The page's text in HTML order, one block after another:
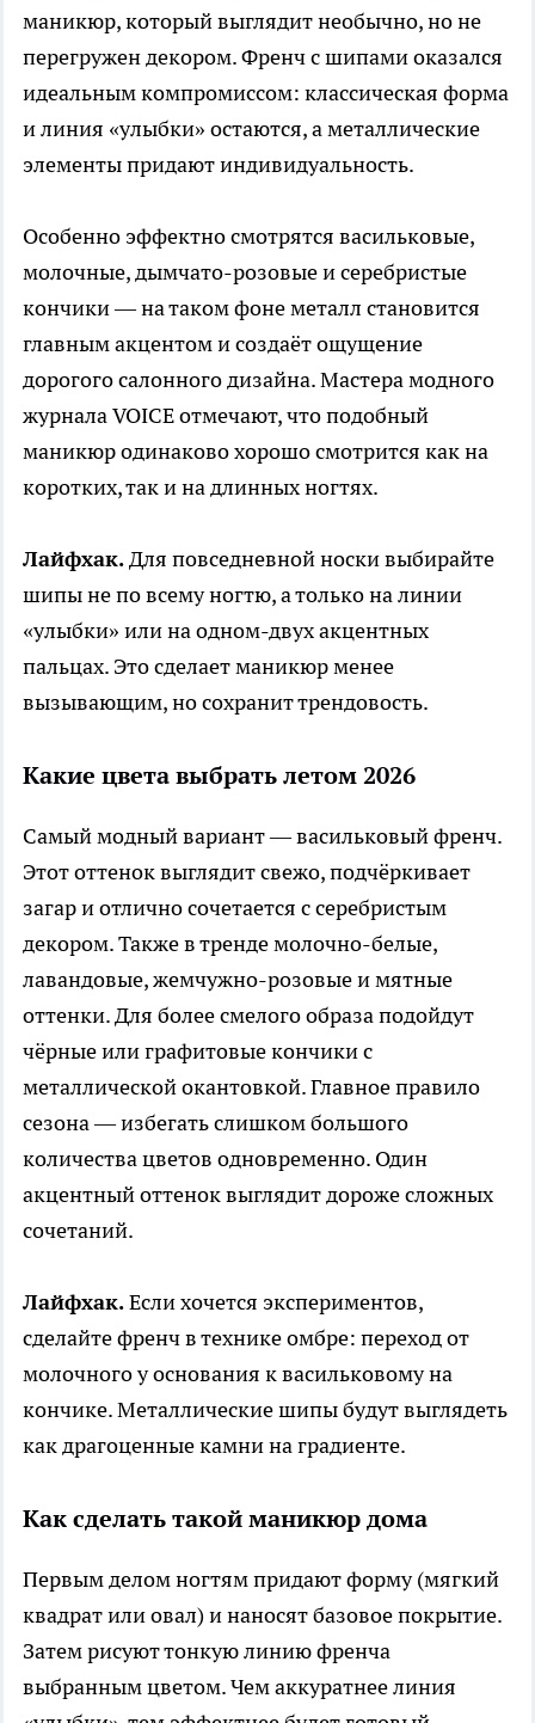
маникюр, который выглядит необычно, но не
перегружен декором. Френч с шипами оказался
идеальным компромиссом: классическая форма
и линия «улыбки» остаются, а металлические
элементы придают индивидуальность.
Особенно эффектно смотрятся васильковые,
молочные, дымчато-розовые и серебристые
кончики — на таком фоне металл становится
главным акцентом и создаёт ощущение
дорогого салонного дизайна. Мастера модного
журнала VOICE отмечают, что подобный
маникюр одинаково хорошо смотрится как на
коротких, так и на длинных ногтях.
Лайфхак.Для повседневной носки выбирайте
шипы не по всему ногтю, а только на линии
«улыбки» или на одном-двух акцентных
пальцах. Это сделает маникюр менее
вызывающим, но сохранит трендовость.
Какие цвета выбрать летом 2026
Самый модный вариант — васильковый френч.
Этот оттенок выглядит свежо, подчёркивает
загар и отлично сочетается с серебристым
декором. Также в тренде молочно-белые,
лавандовые, жемчужно-розовые и мятные
оттенки. Для более смелого образа подойдут
чёрные или графитовые кончики с
металлической окантовкой. Главное правило
сезона — избегать слишком большого
количества цветов одновременно. Один
акцентный оттенок выглядит дороже сложных
сочетаний.
Лайфхак.Если хочется экспериментов,
сделайте френч в технике омбре: переход от
молочного у основания к васильковому на
кончике. Металлические шипы будут выглядеть
как драгоценные камни на градиенте.
Как сделать такой маникюр дома
Первым делом ногтям придают форму (мягкий
квадрат или овал) и наносят базовое покрытие.
Затем рисуют тонкую линию френча
выбранным цветом. Чем аккуратнее линия